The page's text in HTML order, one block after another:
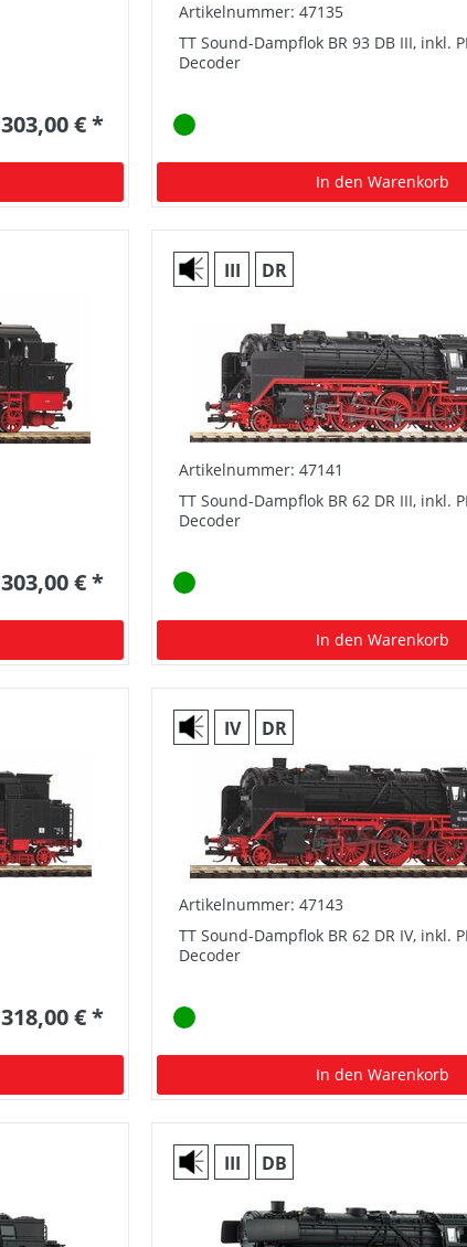
303,00 € *
Artikelnummer: 47135
TT Sound-Dampflok BR 93 DB III, inkl.
Decoder
In den Warenkorb
303,00 € *
III DR
Artikelnummer: 47141
TT Sound-Dampflok BR 62 DR III, inkl.
Decoder
In den Warenkorb
318,00 € *
IV DR
Artikelnummer: 47143
TT Sound-Dampflok BR 62 DR IV, inkl.
Decoder
In den Warenkorb
III DB